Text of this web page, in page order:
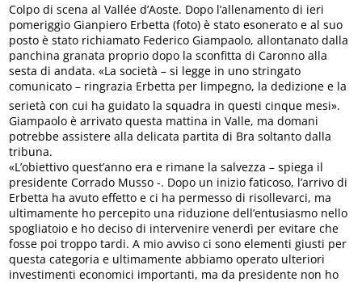
Colpo di scena al Vallée d’Aoste. Dopo l’allenamento di ieri
pomeriggio Gianpiero Erbetta (foto) è stato esonerato e al suo
posto è stato richiamato Federico Giampaolo, allontanato dalla
panchina granata proprio dopo la sconfitta di Caronno alla
sesta di andata. «La società – si legge in uno stringato
comunicato – ringrazia Erbetta per limpegno, la dedizione e la
serietà con cui ha guidato la squadra in questi cinque mesi».
Giampaolo è arrivato questa mattina in Valle, ma domani
potrebbe assistere alla delicata partita di Bra soltanto dalla
tribuna.
«L’obiettivo quest’anno era e rimane la salvezza – spiega il
presidente Corrado Musso -. Dopo un inizio faticoso, l’arrivo di
Erbetta ha avuto effetto e ci ha permesso di risollevarci, ma
ultimamente ho percepito una riduzione dell’entusiasmo nello
spogliatoio e ho deciso di intervenire venerdì per evitare che
fosse poi troppo tardi. A mio avviso ci sono elementi giusti per
questa categoria e ultimamente abbiamo operato ulteriori
investimenti economici importanti, ma da presidente non ho